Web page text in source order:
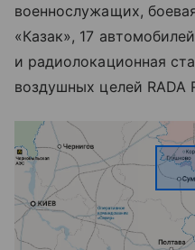
военнослужащих,
«Казак», 17
и радиолокационная
воздушных целей RADA